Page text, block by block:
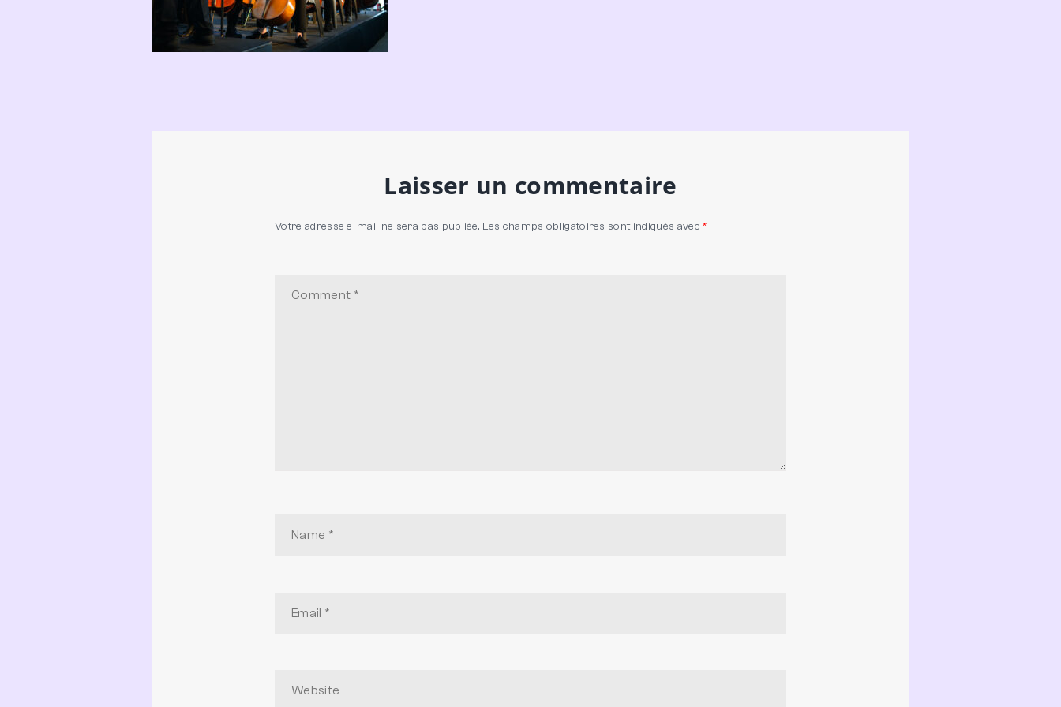
Laisser un commentaire
Votre adresse e-mail ne sera pas publiée. Les champs obligatoires sont indiqués avec*